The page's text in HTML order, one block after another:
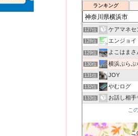
ランキング
125位 熊本大地震と
126位 弁護士（
127位 ケアマネセ
128位 エンジョ
129位 よこはま
130位 横浜ぷらぷら
131位 JOY
132位 やむログ
133位 お話し相手
サンケン
136位 横浜在住「
こ
こ